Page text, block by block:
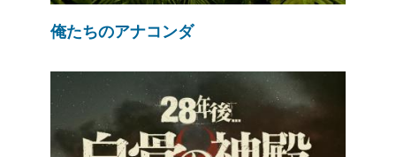
俺たちのアナコンダ